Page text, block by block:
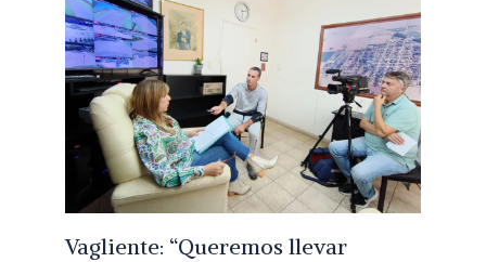
Vagliente: “Queremos llevar